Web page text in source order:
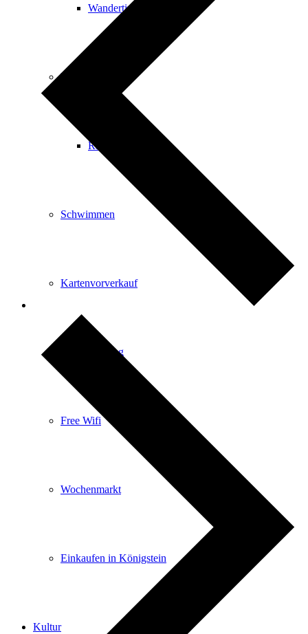
Wandertipps
Radfahren
Radeltipps
Schwimmen
Kartenvorverkauf
E-Car-Sharing
Free Wifi
Wochenmarkt
Einkaufen in Königstein
Kultur